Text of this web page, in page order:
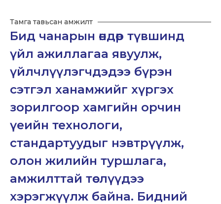
Тамга тавьсан амжилт
Бид чанарын өндөр түвшинд
үйл ажиллагаа явуулж,
үйлчлүүлэгчдэдээ бүрэн
сэтгэл ханамжийг хүргэх
зорилгоор хамгийн орчин
үеийн технологи,
стандартуудыг нэвтрүүлж,
олон жилийн туршлага,
амжилттай төслүүдээ
хэрэгжүүлж байна. Бидний